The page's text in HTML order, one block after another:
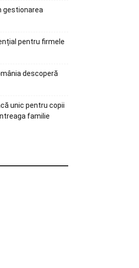
gestionarea
pentru firmele
descoperă
unic pentru copii
familie